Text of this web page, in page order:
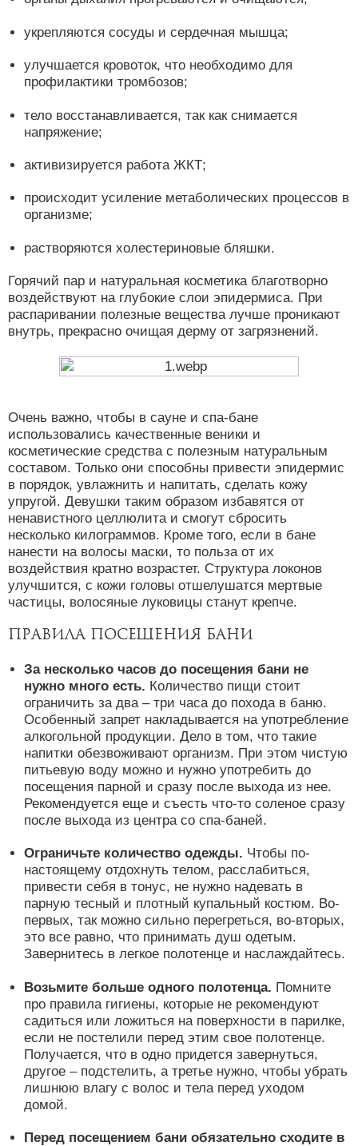
укрепляются сосуды и сердечная мышца;
улучшается кровоток, что необходимо для
профилактики тромбозов;
тело восстанавливается, так как снимается
напряжение;
активизируется работа ЖКТ;
происходит усиление метаболических процессов в
организме;
растворяются холестериновые бляшки.
Горячий пар и натуральная косметика благотворно
воздействуют на глубокие слои эпидермиса. При
распаривании полезные вещества лучше проникают
внутрь, прекрасно очищая дерму от загрязнений.
Очень важно, чтобы в сауне и спа-бане
использовались качественные веники и
косметические средства с полезным натуральным
составом. Только они способны привести эпидермис
в порядок, увлажнить и напитать, сделать кожу
упругой. Девушки таким образом избавятся от
ненавистного целлюлита и смогут сбросить
несколько килограммов. Кроме того, если в бане
нанести на волосы маски, то польза от их
воздействия кратно возрастет. Структура локонов
улучшится, с кожи головы отшелушатся мертвые
частицы, волосяные луковицы станут крепче.
Правила посещения бани
За несколько часов до посещения бани не
нужно много есть. Количество пищи стоит
ограничить за два – три часа до похода в баню.
Особенный запрет накладывается на употребление
алкогольной продукции. Дело в том, что такие
напитки обезвоживают организм. При этом чистую
питьевую воду можно и нужно употребить до
посещения парной и сразу после выхода из нее.
Рекомендуется еще и съесть что-то соленое сразу
после выхода из центра со спа-баней.
Ограничьте количество одежды. Чтобы по-
настоящему отдохнуть телом, расслабиться,
привести себя в тонус, не нужно надевать в
парную тесный и плотный купальный костюм. Во-
первых, так можно сильно перегреться, во-вторых,
это все равно, что принимать душ одетым.
Завернитесь в легкое полотенце и наслаждайтесь.
Возьмите больше одного полотенца. Помните
про правила гигиены, которые не рекомендуют
садиться или ложиться на поверхности в парилке,
если не постелили перед этим свое полотенце.
Получается, что в одно придется завернуться,
другое – подстелить, а третье нужно, чтобы убрать
лишнюю влагу с волос и тела перед уходом
домой.
Перед посещением бани обязательно сходите в